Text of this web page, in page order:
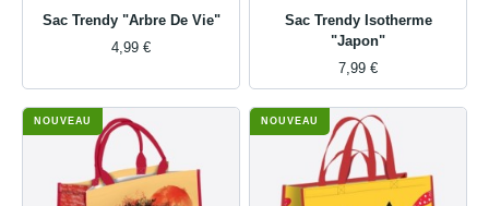
Sac Trendy "Arbre De Vie"
4,99 €
Sac Trendy Isotherme
"Japon"
7,99 €
NOUVEAU NOUVEAU